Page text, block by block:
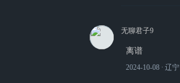
无聊君子9
离谱
2024-10-08 ∙ 辽宁